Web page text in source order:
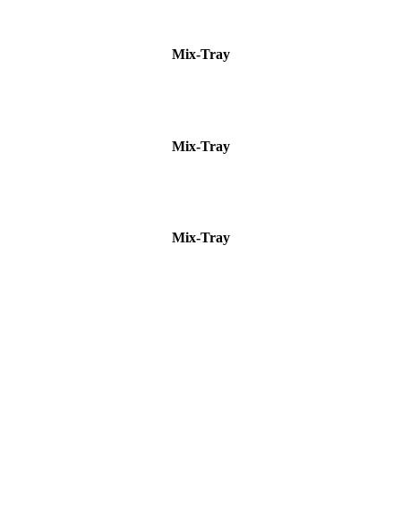
Mix-Tray
Mix-Tray
Mix-Tray